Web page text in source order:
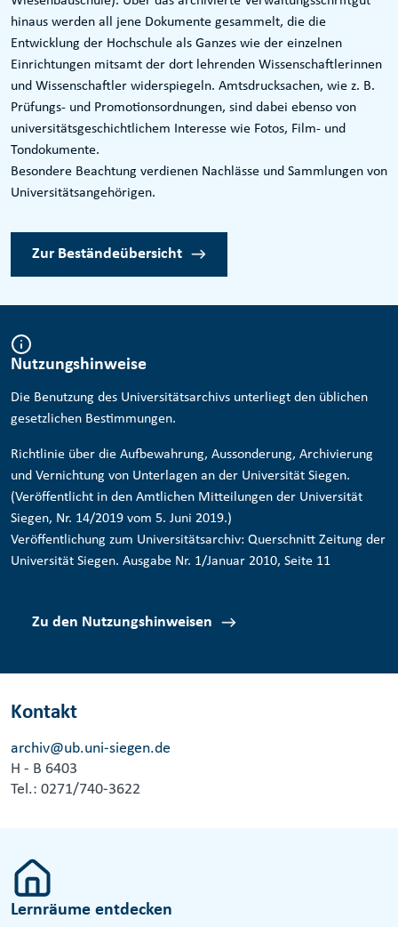
hinaus werden all jene Dokumente gesammelt, die die
Entwicklung der Hochschule als Ganzes wie der einzelnen
Einrichtungen mitsamt der dort lehrenden Wissenschaftlerinnen
und Wissenschaftler widerspiegeln. Amtsdrucksachen, wie z. B.
Prüfungs- und Promotionsordnungen, sind dabei ebenso von
universitätsgeschichtlichem Interesse wie Fotos, Film- und
Tondokumente.
Besondere Beachtung verdienen Nachlässe und Sammlungen von
Universitätsangehörigen.
Zur Beständeübersicht
Nutzungshinweise
Die Benutzung des Universitätsarchivs unterliegt den üblichen
gesetzlichen Bestimmungen.
Richtlinie über die Aufbewahrung, Aussonderung, Archivierung
und Vernichtung von Unterlagen an der Universität Siegen.
(Veröffentlicht in den Amtlichen Mitteilungen der Universität
Siegen, Nr. 14/2019 vom 5. Juni 2019.)
Veröffentlichung zum Universitätsarchiv: Querschnitt Zeitung der
Universität Siegen. Ausgabe Nr. 1/Januar 2010, Seite 11
Zu den Nutzungshinweisen
Kontakt
archiv@ub.uni-siegen.de
H - B 6403
Tel.: 0271/740-3622
Lernräume entdecken